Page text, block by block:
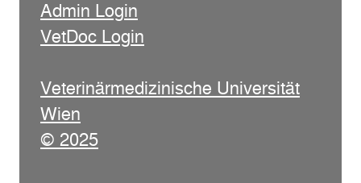
Admin Login
VetDoc Login
Veterinärmedizinische Universität
Wien
© 2025